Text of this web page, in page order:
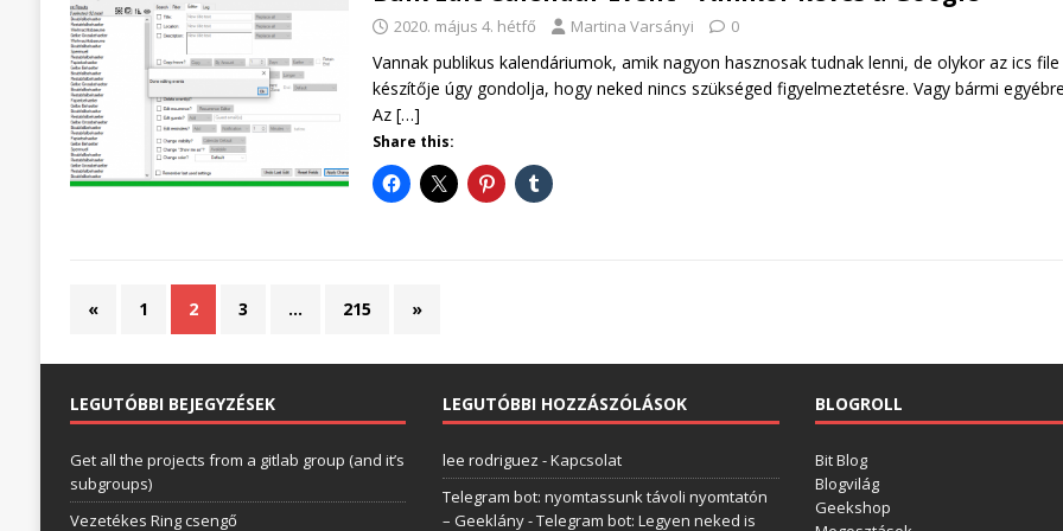
2020. május 4. hétfő Martina Varsányi 0
Vannak publikus kalendáriumok, amik nagyon hasznosak tudnak lenni, de olykor az ics file
készítője úgy gondolja, hogy neked nincs szükséged figyelmeztetésre. Vagy bármi
Az […]
Share this:
« 1 2 3 … 215 »
LEGUTÓBBI BEJEGYZÉSEK
Get all the projects from a gitlab group (and it’s
subgroups)
Vezetékes Ring csengő
LEGUTÓBBI HOZZÁSZÓLÁSOK
lee rodriguez -Kapcsolat
Telegram bot: nyomtassunk távoli nyomtatón
– Geeklány-Telegram bot: Legyen neked is
BLOGROLL
Bit Blog
Blogvilág
Geekshop